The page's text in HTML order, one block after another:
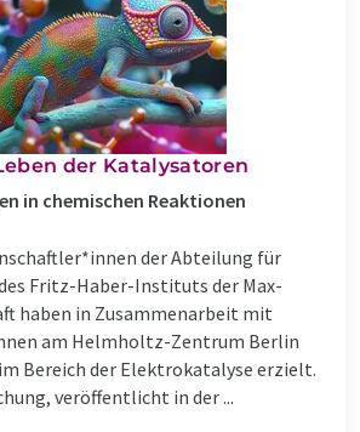
der Katalysatoren
in chemischen Reaktionen
der Abteilung für
Fritz-Haber-Instituts der Max-
haben in Zusammenarbeit mit
am Helmholtz-Zentrum Berlin
Bereich der Elektrokatalyse erzielt.
veröffentlicht in der ...